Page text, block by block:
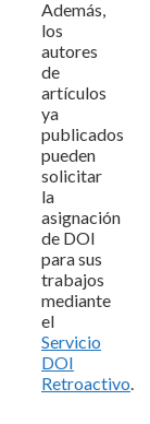
Además,
los
autores
de
artículos
ya
publicados
pueden
solicitar
la
asignación
de DOI
para sus
trabajos
mediante
el
Servicio
DOI
Retroactivo.